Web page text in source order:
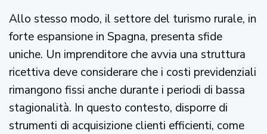
Allo stesso modo, il settore del turismo rurale, in
forte espansione in Spagna, presenta sfide
uniche. Un imprenditore che avvia una struttura
ricettiva deve considerare che i costi previdenziali
rimangono fissi anche durante i periodi di bassa
stagionalità. In questo contesto, disporre di
strumenti di acquisizione clienti efficienti, come